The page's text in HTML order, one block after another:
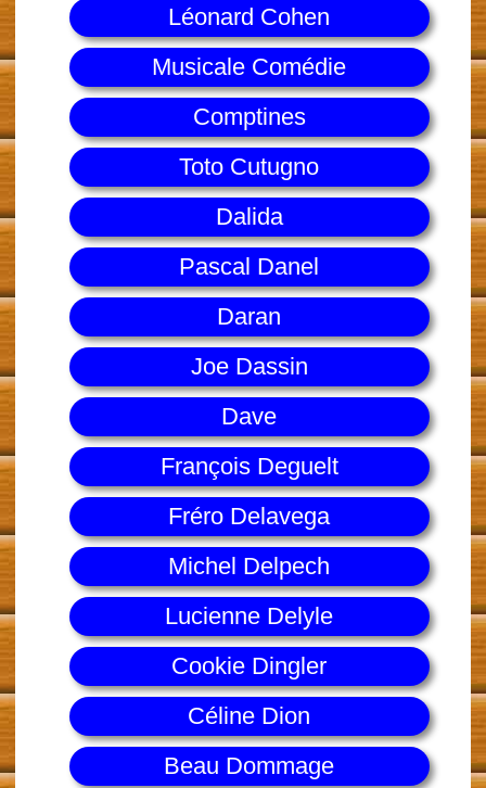
Léonard Cohen
Musicale Comédie
Comptines
Toto Cutugno
Dalida
Pascal Danel
Daran
Joe Dassin
Dave
François Deguelt
Fréro Delavega
Michel Delpech
Lucienne Delyle
Cookie Dingler
Céline Dion
Beau Dommage